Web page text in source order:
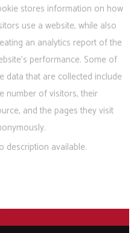
stores information on how
use a website, while also
an analytics report of the
performance. Some of
data that are collected include
number of visitors, their
and the pages they visit
description available.